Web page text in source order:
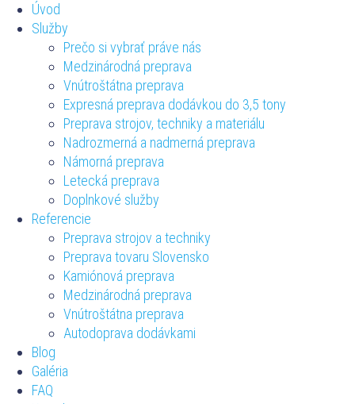
Úvod
Služby
Prečo si vybrať práve nás
Medzinárodná preprava
Vnútroštátna preprava
Expresná preprava dodávkou do 3,5 tony
Preprava strojov, techniky a materiálu
Nadrozmerná a nadmerná preprava
Námorná preprava
Letecká preprava
Doplnkové služby
Referencie
Preprava strojov a techniky
Preprava tovaru Slovensko
Kamiónová preprava
Medzinárodná preprava
Vnútroštátna preprava
Autodoprava dodávkami
Blog
Galéria
FAQ